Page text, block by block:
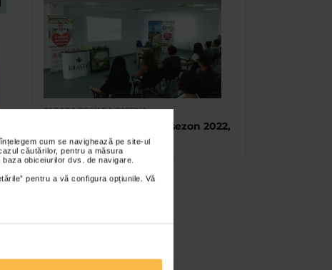
cum se navighează pe site-ul
căutărilor, pentru a măsura
obiceiurilor dvs. de navigare.
pentru a vă configura opțiunile. Vă
TABARA DE VARA CATENA
Tabara de vara, final de sezon 2022,
Eforie Sud